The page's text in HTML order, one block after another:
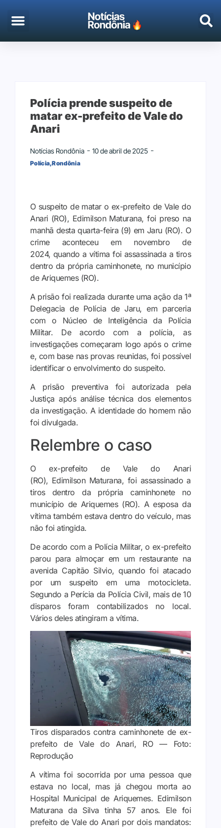
Polícia prende suspeito de
matar ex-prefeito de Vale do
Anari
Notícias Rondônia 10 de abril de 2025
Polícia,Rondônia
O suspeito de matar o ex-prefeito de Vale do
Anari (RO), Edimilson Maturana, foi preso na
manhã desta quarta-feira (9) em Jaru (RO). O
crime aconteceu em novembro de
2024, quando a vítima foi assassinada a tiros
dentro da própria caminhonete, no município
de Ariquemes (RO).
A prisão foi realizada durante uma ação da 1ª
Delegacia de Polícia de Jaru, em parceria
com o Núcleo de Inteligência da Polícia
Militar. De acordo com a polícia, as
investigações começaram logo após o crime
e, com base nas provas reunidas, foi possível
identificar o envolvimento do suspeito.
A prisão preventiva foi autorizada pela
Justiça após análise técnica dos elementos
da investigação. A identidade do homem não
foi divulgada.
Relembre o caso
O ex-prefeito de Vale do Anari
(RO), Edimilson Maturana, foi assassinado a
tiros dentro da própria caminhonete no
município de Ariquemes (RO). A esposa da
vítima também estava dentro do veículo, mas
não foi atingida.
De acordo com a Polícia Militar, o ex-prefeito
parou para almoçar em um restaurante na
avenida Capitão Silvio, quando foi atacado
por um suspeito em uma motocicleta.
Segundo a Perícia da Polícia Civil, mais de 10
disparos foram contabilizados no local.
Vários deles atingiram a vítima.
Tiros disparados contra caminhonete de ex-
prefeito de Vale do Anari, RO — Foto:
Reprodução
A vítima foi socorrida por uma pessoa que
estava no local, mas já chegou morta ao
Hospital Municipal de Ariquemes. Edimilson
Maturana da Silva tinha 57 anos. Ele foi
prefeito de Vale do Anari por dois mandatos: